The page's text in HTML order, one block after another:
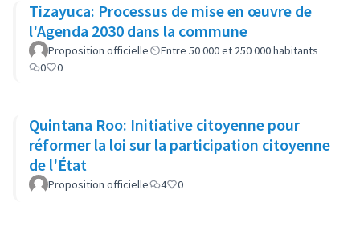
Tizayuca: Processus de mise en œuvre de
l'Agenda 2030 dans la commune
Proposition officielle
Entre 50 000 et 250 000 habitants
0
0
Quintana Roo: Initiative citoyenne pour
réformer la loi sur la participation citoyenne
de l'État
Proposition officielle 4 0